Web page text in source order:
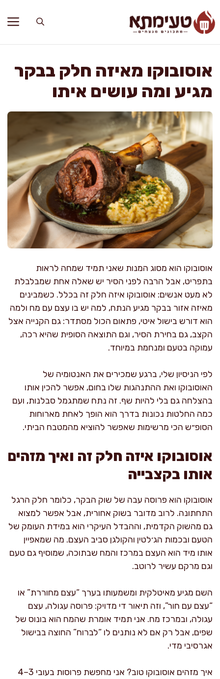
לתוכן
אוסובוקו מאיזה חלק בבקר
מגיע ומה עושים איתו
אוסובוקו הוא מסוג המנות שאני תמיד שמחה לראות
בתפריט, אבל הרבה לפני הסיר יש שאלה אחת שמבלבלת
לא מעט אנשים: אוסובוקו איזה חלק זה בכלל. כשמבינים
מאיזה אזור בבקר מגיע הנתח, למה יש בו עצם עם מח ולמה
הוא דורש בישול איטי, פתאום הכול מסתדר: גם הקנייה אצל
הקצב, גם בחירת הסיר, וגם התוצאה הסופית שהיא רכה,
עמוקה בטעם ומנחמת במיוחד.
לפי הניסיון שלי, ברגע שמכירים את האנטומיה של
האוסובוקו ואת ההתנהגות שלו בחום, אפשר להכין אותו
בהצלחה גם בלי להיות שף. זה נתח שמתגמל סבלנות, ועם
כמה החלטות נכונות בדרך הוא הופך לאחת מארוחות
הסופ״ש הכי מרשימות שאפשר להוציא מהמטבח הביתי.
אוסובוקו איזה חלק זה ואיך מזהים
אותו בקצבייה
אוסובוקו הוא פרוסה עבה של שוק הבקר, כלומר חלק הרגל
התחתונה. לרוב מדובר בשוק אחורית, אבל אפשר למצוא
גם מהשוק הקדמית, וההבדל העיקרי הוא במידת העומק של
הטעם ובכמות הג׳לטין והקולגן סביב העצם. מה שמאפיין
אותו מיד הוא העצם במרכז והמח שבתוכה, שמוסיף גם טעם
וגם מרקם עשיר לרוטב.
השם מגיע מאיטלקית ומשמעותו בערך “עצם מחוררת” או
“עצם עם חור”, וזה תיאור די מדויק: פרוסה עגולה, עצם
עגולה, ובמרכז מח. אני תמיד אומרת שהמח הוא בונוס של
שפים, אבל רק אם לא נותנים לו “לברוח” החוצה בבישול
אגרסיבי מדי.
איך מזהים אוסובוקו טוב? אני מחפשת פרוסות בעובי 3–4